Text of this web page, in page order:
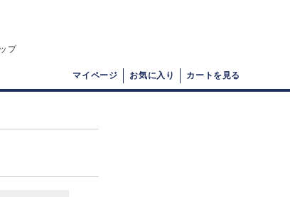
プ
マイページ お気に入り カートを見る